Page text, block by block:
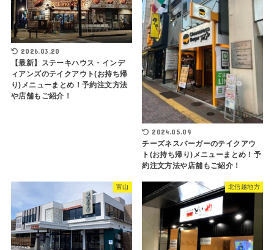
2026.03.20
【最新】ステーキハウス・インデ
ィアンズのテイクアウト(お持ち帰
り)メニューまとめ！予約注文方法
や店舗もご紹介！
2024.05.09
チーズネスバーガーのテイクアウ
ト(お持ち帰り)メニューまとめ！予
約注文方法や店舗もご紹介！
富山 北信越地方